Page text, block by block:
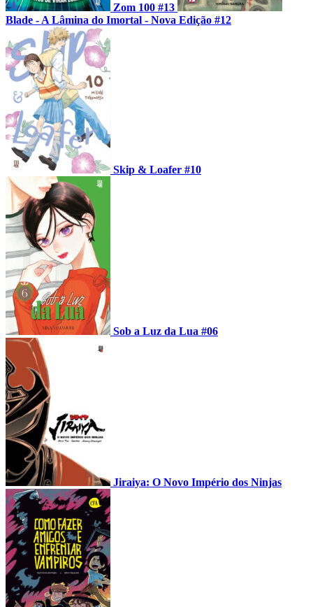
Zom 100 #13
Blade - A Lâmina do Imortal - Nova Edição #12
Skip & Loafer #10
Sob a Luz da Lua #06
Jiraiya: O Novo Império dos Ninjas